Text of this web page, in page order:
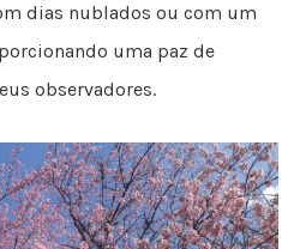
dias nublados ou com um
uma paz de
observadores.